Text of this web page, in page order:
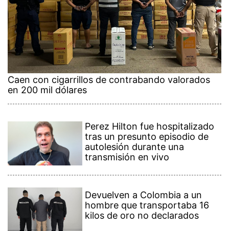
Caen con cigarrillos de contrabando valorados
en 200 mil dólares
Perez Hilton fue hospitalizado
tras un presunto episodio de
autolesión durante una
transmisión en vivo
Devuelven a Colombia a un
hombre que transportaba 16
kilos de oro no declarados